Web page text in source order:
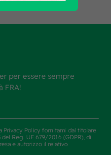
per essere sempre
FRA!
Privacy Policy fornitami dal titolare
Reg. UE 679/2016 (GDPR), di
e autorizzo il relativo